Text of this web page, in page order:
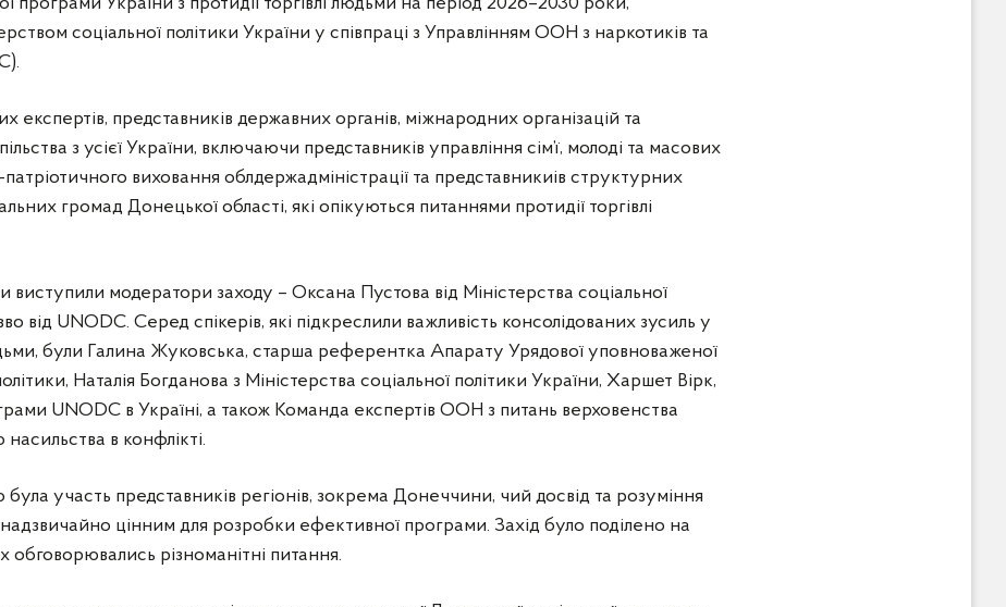
соціальної політики України у співпраці з Управлінням ООН з наркотиків та
експертів, представників державних органів, міжнародних організацій та
з усієї України, включаючи представників управління сім’ї, молоді та масових
патріотичного виховання облдержадміністрації та представникиів структурних
громад Донецької області, які опікуються питаннями протидії торгівлі
виступили модератори заходу – Оксана Пустова від Міністерства соціальної
від UNODC. Серед спікерів, які підкреслили важливість консолідованих зусиль у
були Галина Жуковська, старша референтка Апарату Урядової уповноваженої
Наталія Богданова з Міністерства соціальної політики України, Харшет Вірк,
UNODC в Україні, а також Команда експертів ООН з питань верховенства
в конфлікті.
участь представників регіонів, зокрема Донеччини, чий досвід та розуміння
надзвичайно цінним для розробки ефективної програми. Захід було поділено на
обговорювались різноманітні питання.